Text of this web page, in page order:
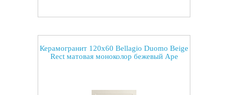
Керамогранит 120x60 Bellagio Duomo Beige
Rect матовая моноколор бежевый Ape